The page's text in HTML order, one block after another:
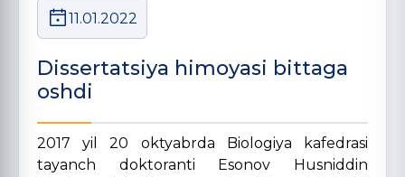
11.01.2022
Dissertatsiya himoyasi bittaga
oshdi
2017 yil 20 oktyabrda Biologiya kafedrasi
tayanch doktoranti Esonov Husniddin